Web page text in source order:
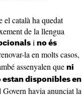
el català ha quedat
de la llengua
i no és
la en molts casos,
assenyalen que ni
disponibles en
havia anunciat la